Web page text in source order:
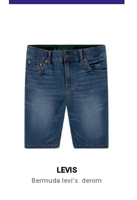
LEVIS
Bermuda levi's. denim